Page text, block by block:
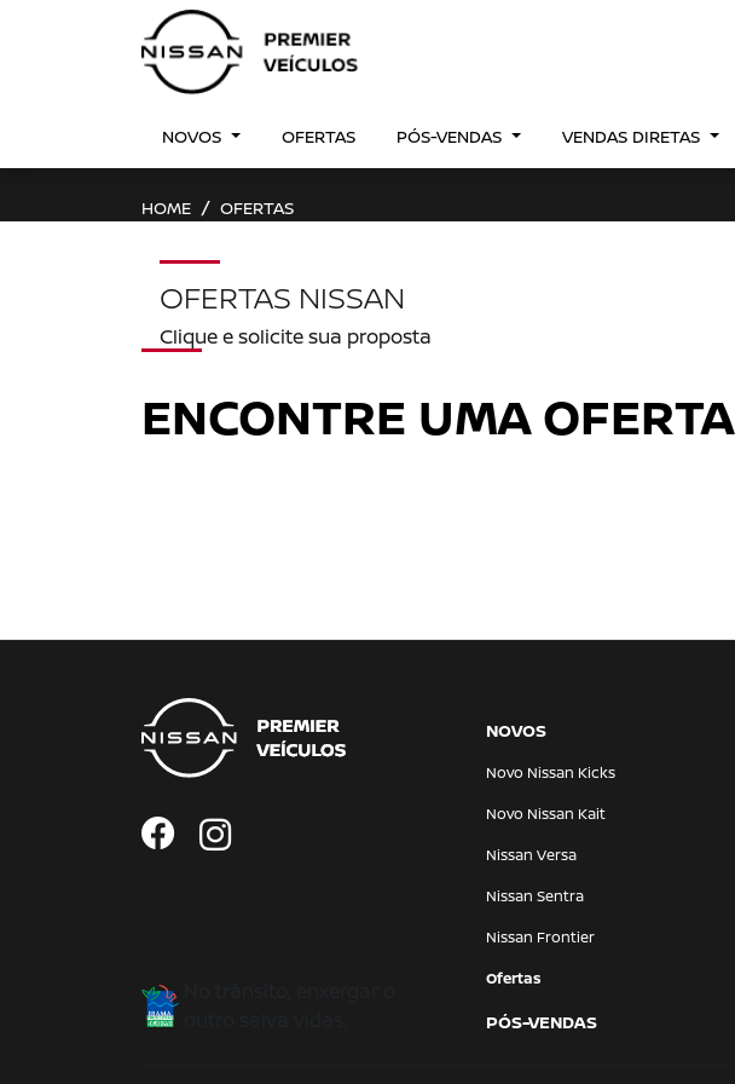
NOVOS OFERTAS PÓS-VENDAS VENDAS DIRETAS
HOME OFERTAS
OFERTAS NISSAN
Clique e solicite sua proposta
ENCONTRE UMA OFERTA
NOVOS
Novo Nissan Kicks
Novo Nissan Kait
Nissan Versa
Nissan Sentra
Nissan Frontier
Ofertas
PÓS-VENDAS